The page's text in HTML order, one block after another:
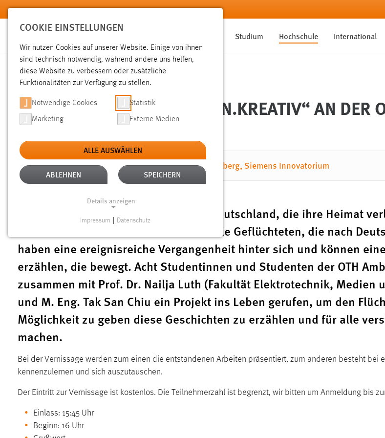
Zum Hauptinhalt springen
Studium Hochschule International
Sie sind hier:
Hochschule Aktuelles News der OTH Amberg-Weiden
VERNISSAGE „INTEGRATION.KREATIV“ AN DER
06.06.2016
Donnerstag, 09.06.2016, 16.00–19.00 Uhr|OTH in Amberg, Siemens Innovatorium
Zahlreiche Menschen kommen nach Deutschland, die ihre Heimat
und ein Leben in Sicherheit suchen. Alle Geflüchteten, die nach
haben eine ereignisreiche Vergangenheit hinter sich und können
erzählen, die bewegt. Acht Studentinnen und Studenten der OTH
zusammen mit Prof. Dr. Nailja Luth (Fakultät Elektrotechnik, Medien
und M. Eng. Tak San Chiu ein Projekt ins Leben gerufen, um den
Möglichkeit zu geben diese Geschichten zu erzählen und für alle
machen.
Bei der Vernissage werden zum einen die entstandenen Arbeiten präsentiert, zum anderen besteht
kennenzulernen und sich auszutauschen.
Der Eintritt zur Vernissage ist kostenlos. Die Teilnehmerzahl ist begrenzt, wir bitten um Anmeldung bis
Einlass: 15:45 Uhr
Beginn: 16 Uhr
COOKIE EINSTELLUNGEN
Wir nutzen Cookies auf unserer Website. Einige von ihnen
sind technisch notwendig, während andere uns helfen,
diese Website zu verbessern oder zusätzliche
Funktionalitäten zur Verfügung zu stellen.
Notwendige Cookies Statistik
Marketing Externe Medien
ALLE AUSWÄHLEN
ABLEHNEN SPEICHERN
Details anzeigen
Notwendige Cookies ermöglichen grundlegende
Funktionen und sind für die einwandfreie Funktion der
Website erforderlich.
Einverständnis
Cookie Laufzeit: 1 Jahr
Performance
Name: staticfilecache
Zweck:
Impressum Datenschutz